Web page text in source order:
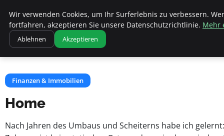
Fritz Elsas
Startseite Finanzen & Immobilien
Finanzen & Immobilien
Home
Nach Jahren des Umbaus und Scheiterns habe ich
Wir verwenden Cookies, um Ihr Surferlebnis zu verbessern.
fortfahren, akzeptieren Sie unsere Datenschutzrichtlinie. Mehr
Ablehnen Akzeptieren